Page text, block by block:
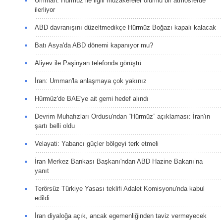
ilerliyor
ABD davranışını düzeltmedikçe Hürmüz Boğazı kapalı kalacak
Batı Asya'da ABD dönemi kapanıyor mu?
Aliyev ile Paşinyan telefonda görüştü
İran: Umman'la anlaşmaya çok yakınız
Hürmüz'de BAE'ye ait gemi hedef alındı
Devrim Muhafızları Ordusu'ndan “Hürmüz” açıklaması: İran'ın
şartı belli oldu
Velayati: Yabancı güçler bölgeyi terk etmeli
İran Merkez Bankası Başkanı'ndan ABD Hazine Bakanı’na
yanıt
Terörsüz Türkiye Yasası teklifi Adalet Komisyonu'nda kabul
edildi
İran diyaloğa açık, ancak egemenliğinden taviz vermeyecek